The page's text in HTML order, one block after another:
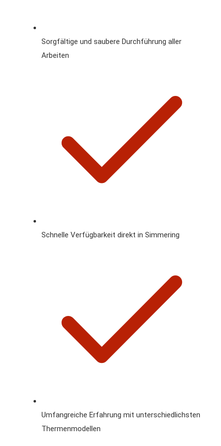
Sorgfältige und saubere Durchführung aller
Arbeiten
Schnelle Verfügbarkeit direkt in Simmering
Umfangreiche Erfahrung mit unterschiedlichsten
Thermenmodellen